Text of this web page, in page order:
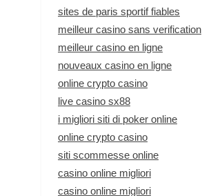
sites de paris sportif fiables
meilleur casino sans verification
meilleur casino en ligne
nouveaux casino en ligne
online crypto casino
live casino sx88
i migliori siti di poker online
online crypto casino
siti scommesse online
casino online migliori
casino online migliori